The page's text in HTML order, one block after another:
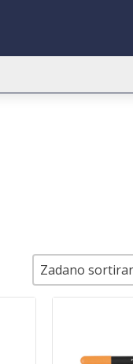
Sortiranje
Zadano
Sortiranje